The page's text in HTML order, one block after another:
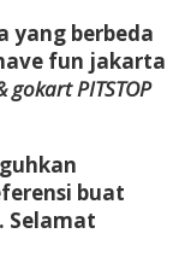
yang berbeda
fun jakarta
PITSTOP
buat
Selamat